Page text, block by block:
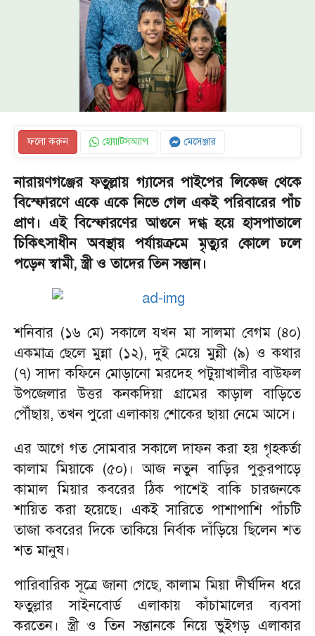
ফলো করুন হোয়াটসঅ্যাপ মেসেঞ্জার
নারায়ণগঞ্জের ফতুল্লায় গ্যাসের পাইপের লিকেজ থেকে
বিস্ফোরণে একে একে নিভে গেল একই পরিবারের পাঁচ
প্রাণ। এই বিস্ফোরণের আগুনে দগ্ধ হয়ে হাসপাতালে
চিকিৎসাধীন অবস্থায় পর্যায়ক্রমে মৃত্যুর কোলে ঢলে
পড়েন স্বামী, স্ত্রী ও তাদের তিন সন্তান।
শনিবার (১৬ মে) সকালে যখন মা সালমা বেগম (৪০)
একমাত্র ছেলে মুন্না (১২), দুই মেয়ে মুন্নী (৯) ও কথার
(৭) সাদা কফিনে মোড়ানো মরদেহ পটুয়াখালীর বাউফল
উপজেলার উত্তর কনকদিয়া গ্রামের কাড়াল বাড়িতে
পৌঁছায়, তখন পুরো এলাকায় শোকের ছায়া নেমে আসে।
এর আগে গত সোমবার সকালে দাফন করা হয় গৃহকর্তা
কালাম মিয়াকে (৫০)। আজ নতুন বাড়ির পুকুরপাড়ে
কামাল মিয়ার কবরের ঠিক পাশেই বাকি চারজনকে
শায়িত করা হয়েছে। একই সারিতে পাশাপাশি পাঁচটি
তাজা কবরের দিকে তাকিয়ে নির্বাক দাঁড়িয়ে ছিলেন শত
শত মানুষ।
পারিবারিক সূত্রে জানা গেছে, কালাম মিয়া দীর্ঘদিন ধরে
ফতুল্লার সাইনবোর্ড এলাকায় কাঁচামালের ব্যবসা
করতেন। স্ত্রী ও তিন সন্তানকে নিয়ে ভুইগড় এলাকার